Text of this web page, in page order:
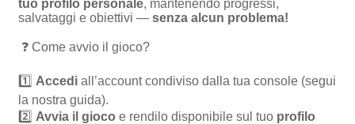
tuo profilo personale, mantenendo progressi,
salvataggi e obiettivi — senza alcun problema!
❓ Come avvio il gioco?
1️⃣ Accedi all’account condiviso dalla tua console (segui
la nostra guida).
2️⃣ Avvia il gioco e rendilo disponibile sul tuo profilo